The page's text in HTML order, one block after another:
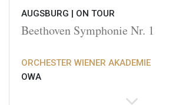
AUGSBURG | ON TOUR
Beethoven Symphonie Nr. 1
ORCHESTER WIENER AKADEMIE
OWA